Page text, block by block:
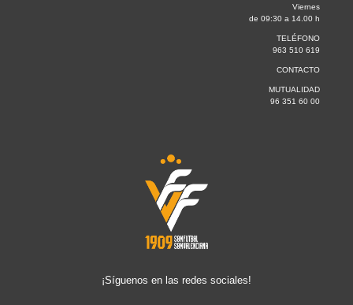
Viernes
de 09:30 a 14.00 h
TELÉFONO
963 510 619
CONTACTO
MUTUALIDAD
96 351 60 00
¡Síguenos en las redes sociales!